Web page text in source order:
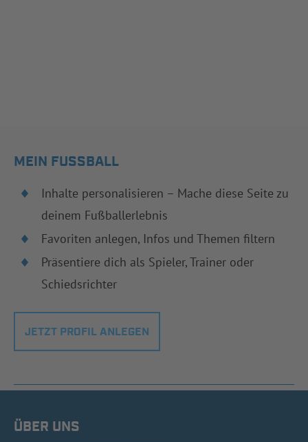
MEIN FUSSBALL
Inhalte personalisieren – Mache diese Seite zu
deinem Fußballerlebnis
Favoriten anlegen, Infos und Themen filtern
Präsentiere dich als Spieler, Trainer oder
Schiedsrichter
JETZT PROFIL ANLEGEN
ÜBER UNS